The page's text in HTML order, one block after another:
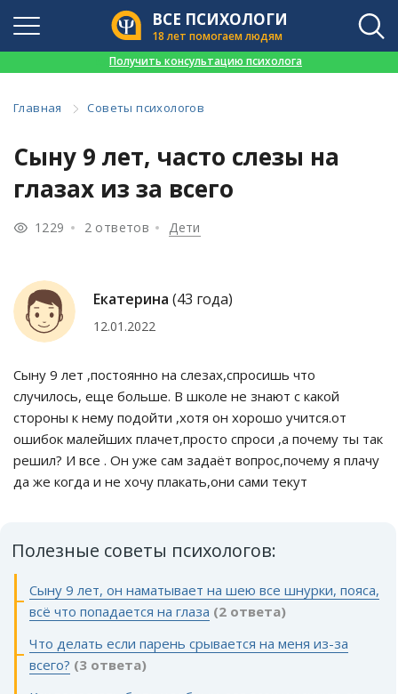
ВСЕ ПСИХОЛОГИ
18 лет помогаем людям
Получить консультацию психолога
Главная Советы психологов
Сыну 9 лет, часто слезы на
глазах из за всего
1229 2 ответов Дети
Екатерина (43 года)
12.01.2022
Сыну 9 лет ,постоянно на слезах,спросишь что
случилось, еще больше. В школе не знают с какой
стороны к нему подойти ,хотя он хорошо учится.от
ошибок малейших плачет,просто спроси ,а почему ты так
решил? И все . Он уже сам задаёт вопрос,почему я плачу
да же когда и не хочу плакать,они сами текут
Полезные советы психологов:
Сыну 9 лет, он наматывает на шею все шнурки, пояса,
всë что попадается на глаза (2 ответа)
Что делать если парень срывается на меня из-за
всего? (3 ответа)